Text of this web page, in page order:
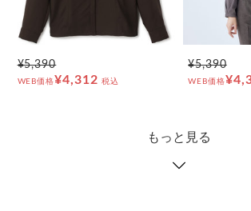
¥5,390
WEB価格¥4,312 税込
¥5,390
WEB価格
もっと見る